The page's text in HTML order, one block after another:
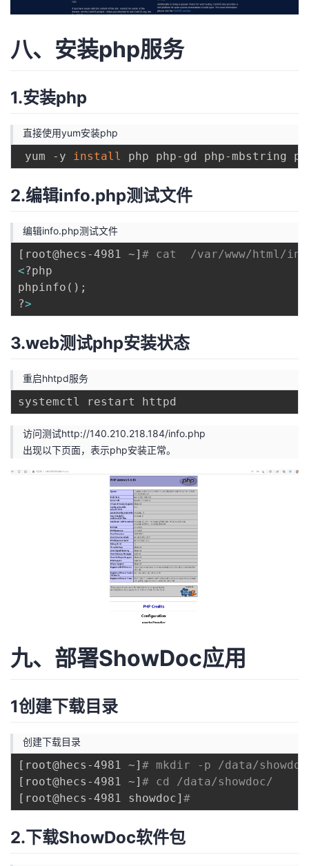
八、安装php服务
1.安装php
直接使用yum安装php
yum -y install
2.编辑info.php测试文件
编辑info.php测试文件
[ root@hecs-4981 ~] # cat  /var/www/html/
<?php
phpinfo ( ) ;
?>
3.web测试php安装状态
重启hhtpd服务
访问测试http://140.210.218.184/info.php
出现以下页面，表示php安装正常。
九、部署ShowDoc应用
1创建下载目录
创建下载目录
[ root@hecs-4981 ~] # mkdir -p /data/showdoc
[ root@hecs-4981 ~] # cd /data/showdoc/
[ root@hecs-4981 showdoc] #
2.下载ShowDoc软件包